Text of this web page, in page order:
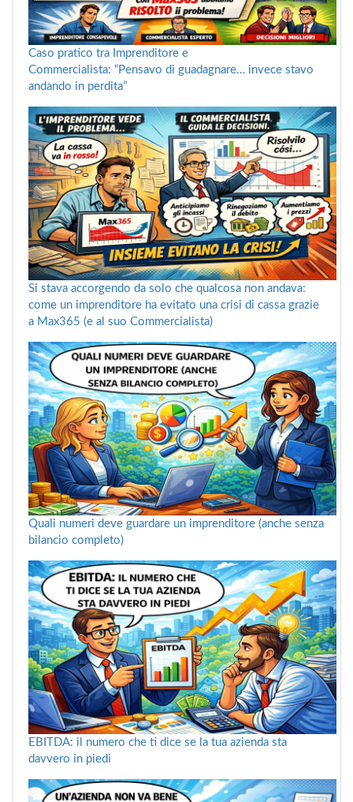
Caso pratico tra Imprenditore e
Commercialista: “Pensavo di guadagnare… invece stavo
andando in perdita”
Si stava accorgendo da solo che qualcosa non andava:
come un imprenditore ha evitato una crisi di cassa grazie
a Max365 (e al suo Commercialista)
Quali numeri deve guardare un imprenditore (anche senza
bilancio completo)
EBITDA: il numero che ti dice se la tua azienda sta
davvero in piedi